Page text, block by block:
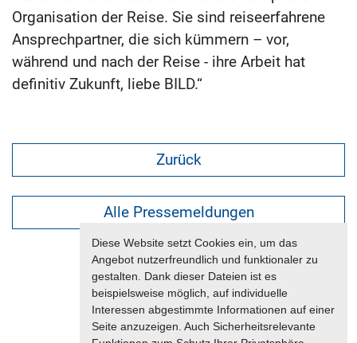
Diese Website setzt Cookies ein, um das
Angebot nutzerfreundlich und funktionaler zu
gestalten. Dank dieser Dateien ist es
beispielsweise möglich, auf individuelle
Interessen abgestimmte Informationen auf einer
Seite anzuzeigen. Auch Sicherheitsrelevante
Organisation der Reise. Sie sind reiseerfahrene
Ansprechpartner, die sich kümmern – vor,
während und nach der Reise - ihre Arbeit hat
definitiv Zukunft, liebe BILD.“
Zurück
Alle Pressemeldungen